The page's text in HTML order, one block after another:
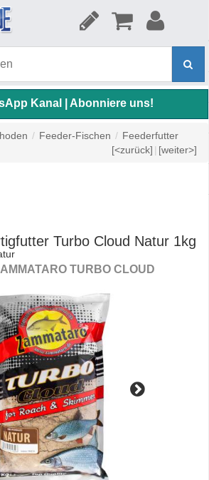
Kanal | Abonniere uns!
/ Feeder-Fischen / Feederfutter
[<zurück] | [weiter>]
Turbo Cloud Natur 1kg
TURBO CLOUD